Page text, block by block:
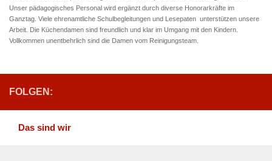
Unser pädagogisches Personal wird ergänzt durch diverse Honorarkräfte im
Ganztag. Viele ehrenamtliche Schulbegleitungen und Lesepaten unterstützen unsere
Arbeit. Die Küchendamen sind freundlich und klar im Umgang mit den Kindern.
Vollkommen unentbehrlich sind die Damen vom Reinigungsteam.
FOLGEN:
Das sind wir